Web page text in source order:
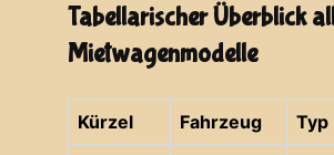
Tabellarischer Überblick
Mietwagenmodelle
Kürzel Fahrzeug Typ